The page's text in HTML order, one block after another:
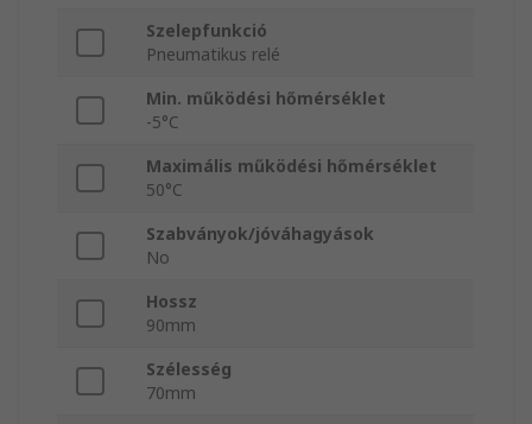
Szelepfunkció
Pneumatikus relé
Min. működési hőmérséklet
-5°C
Maximális működési hőmérséklet
50°C
Szabványok/jóváhagyások
No
Hossz
90mm
Szélesség
70mm